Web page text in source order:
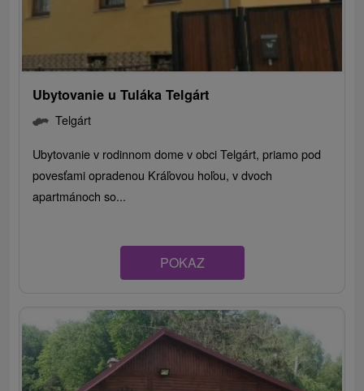
Ubytovanie u Tuláka Telgárt
Telgárt
Ubytovanie v rodinnom dome v obci Telgárt, priamo pod
povesťami opradenou Kráľovou hoľou, v dvoch
apartmánoch so...
POKAZ